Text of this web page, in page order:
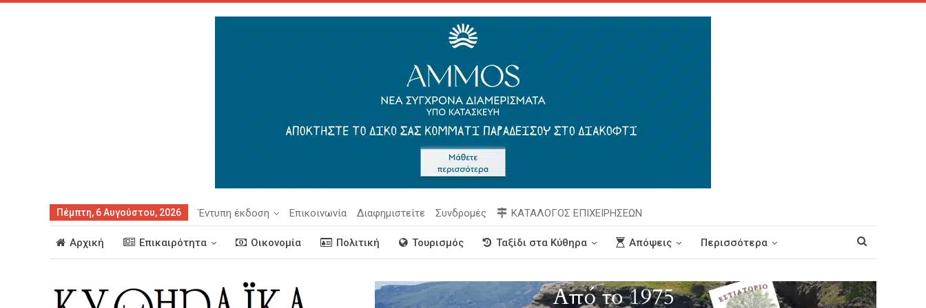
Πέμπτη, 6 Αυγούστου, 2026 Έντυπη έκδοση Επικοινωνία Διαφημιστείτε Συνδρομές ΚΑΤΑΛΟΓΟΣ ΕΠΙΧΕΙΡΗΣΕΩΝ
Αρχική Επικαιρότητα Οικονομία Πολιτική Τουρισμός Ταξίδι στα Κύθηρα Απόψεις Περισσότερα